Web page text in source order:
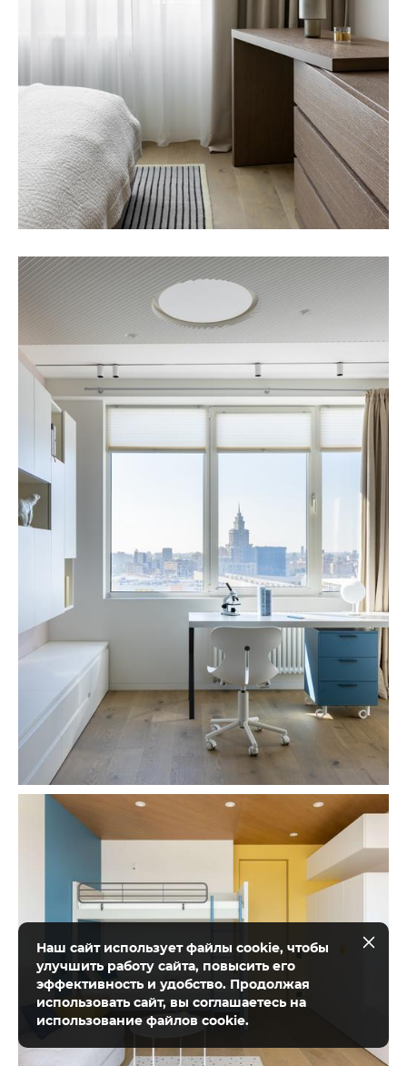
Наш сайт использует файлы cookie, чтобы
улучшить работу сайта, повысить его
эффективность и удобство. Продолжая
использовать сайт, вы соглашаетесь на
использование файлов cookie.